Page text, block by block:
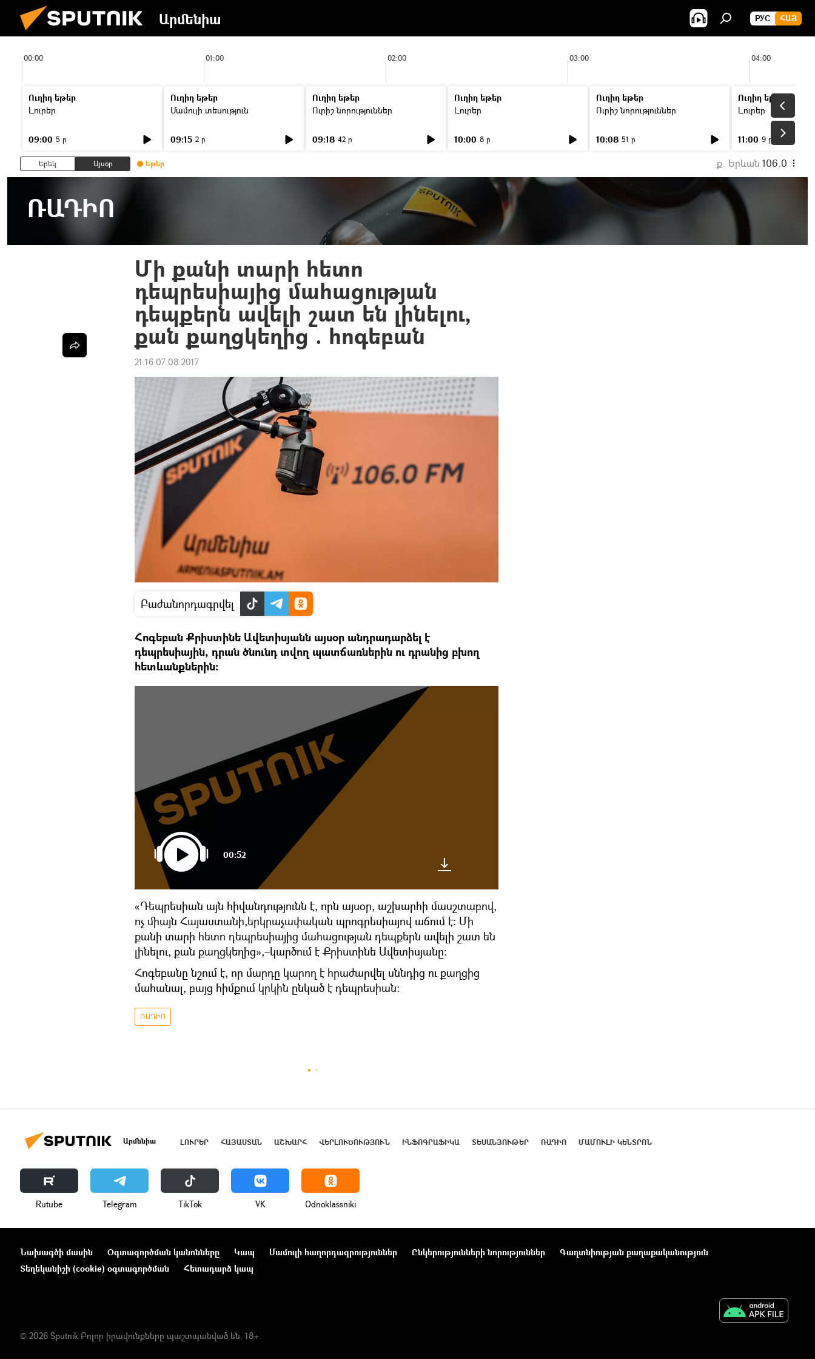
Արմենիա РУС ՀԱՅ
00:00 01:00 02:00 03:00 04:00
Ուղիղ եթեր
Լուրեր
09:00 5 ր
Ուղիղ եթեր
Մամուլի տեսություն
09:15 2 ր
Ուղիղ եթեր
Ուրիշ նորություններ
09:18 42 ր
Ուղիղ եթեր
Լուրեր
10:00 8 ր
Ուղիղ եթեր
Ուրիշ նորություններ
10:08 51 ր
Ուղիղ եթեր
Լուրեր
11:00 9 ր
Երեկ Այսօր Եթեր ք. Երևան 106.0
ՌԱԴԻՈ
Մի քանի տարի հետո
դեպրեսիայից մահացության
դեպքերն ավելի շատ են լինելու,
քան քաղցկեղից . հոգեբան
21:16 07.08.2017
Բաժանորդագրվել
Հոգեբան Քրիստինե Ավետիսյանն այսօր անդրադարձել է
դեպրեսիային, դրան ծնունդ տվող պատճառներին ու դրանից բխող
հետևանքներին։
00:52
«Դեպրեսիան այն հիվանդությունն է, որն այսօր, աշխարհի մասշտաբով,
ոչ միայն Հայաստանի,երկրաչափական պրոգրեսիայով աճում է։ Մի
քանի տարի հետո դեպրեսիայից մահացության դեպքերն ավելի շատ են
լինելու, քան քաղցկեղից»,–կարծում է Քրիստինե Ավետիսյանը։
Հոգեբանը նշում է, որ մարդը կարող է հրաժարվել սննդից ու քաղցից
մահանալ, բայց հիմքում կրկին ընկած է դեպրեսիան։
ՌԱԴԻՈ
Արմենիա ԼՈՒՐԵՐ ՀԱՅԱՍՏԱՆ ԱՇԽԱՐՀ ՎԵՐԼՈՒԾՈՒԹՅՈՒՆ ԻՆՖՈԳՐԱՖԻԿԱ ՏԵՍԱՆՅՈՒԹԵՐ ՌԱԴԻՈ ՄԱՄՈՒԼԻ ԿԵՆՏՐՈՆ
Rutube Telegram ТikТоk VK Odnoklassniki
Նախագծի մասին Օգտագործման կանոնները Կապ Մամուլի հաղորդագրություններ Ընկերությունների նորություններ
Գաղտնիության քաղաքականություն
Տեղեկանիշի (cookie) օգտագործման
Հետադարձ կապ
© 2026 Sputnik Բոլոր իրավունքները պաշտպանված են. 18+